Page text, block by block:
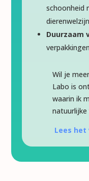
schoonheid
Duurzaam
Wil je
Labo is
waarin ik
Lees het